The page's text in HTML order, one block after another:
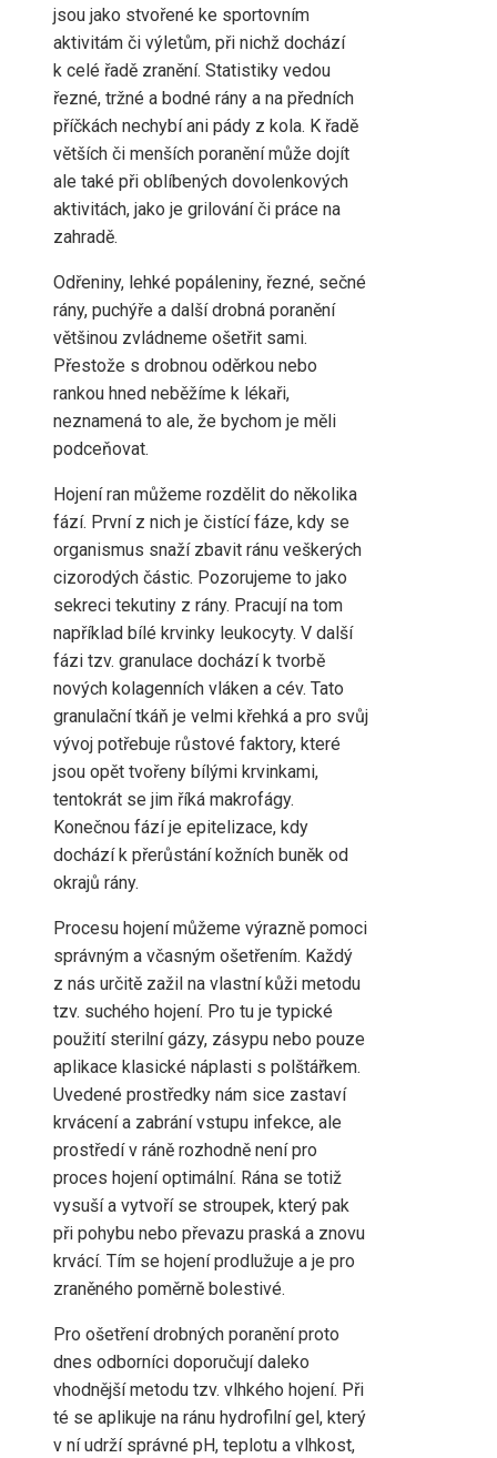
jsou jako stvořené ke sportovním
aktivitám či výletům, při nichž dochází
k celé řadě zranění. Statistiky vedou
řezné, tržné a bodné rány a na předních
příčkách nechybí ani pády z kola. K řadě
větších či menších poranění může dojít
ale také při oblíbených dovolenkových
aktivitách, jako je grilování či práce na
zahradě.
Odřeniny, lehké popáleniny, řezné, sečné
rány, puchýře a další drobná poranění
většinou zvládneme ošetřit sami.
Přestože s drobnou oděrkou nebo
rankou hned neběžíme k lékaři,
neznamená to ale, že bychom je měli
podceňovat.
Hojení ran můžeme rozdělit do několika
fází. První z nich je čistící fáze, kdy se
organismus snaží zbavit ránu veškerých
cizorodých částic. Pozorujeme to jako
sekreci tekutiny z rány. Pracují na tom
například bílé krvinky leukocyty. V další
fázi tzv. granulace dochází k tvorbě
nových kolagenních vláken a cév. Tato
granulační tkáň je velmi křehká a pro svůj
vývoj potřebuje růstové faktory, které
jsou opět tvořeny bílými krvinkami,
tentokrát se jim říká makrofágy.
Konečnou fází je epitelizace, kdy
dochází k přerůstání kožních buněk od
okrajů rány.
Procesu hojení můžeme výrazně pomoci
správným a včasným ošetřením. Každý
z nás určitě zažil na vlastní kůži metodu
tzv. suchého hojení. Pro tu je typické
použití sterilní gázy, zásypu nebo pouze
aplikace klasické náplasti s polštářkem.
Uvedené prostředky nám sice zastaví
krvácení a zabrání vstupu infekce, ale
prostředí v ráně rozhodně není pro
proces hojení optimální. Rána se totiž
vysuší a vytvoří se stroupek, který pak
při pohybu nebo převazu praská a znovu
krvácí. Tím se hojení prodlužuje a je pro
zraněného poměrně bolestivé.
Pro ošetření drobných poranění proto
dnes odborníci doporučují daleko
vhodnější metodu tzv. vlhkého hojení. Při
té se aplikuje na ránu hydrofilní gel, který
v ní udrží správné pH, teplotu a vlhkost,